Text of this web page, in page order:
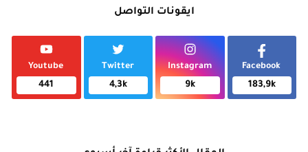
ايقونات التواصل
Facebook
183,9k
Instagram
9k
Twitter
4,3k
Youtube
441